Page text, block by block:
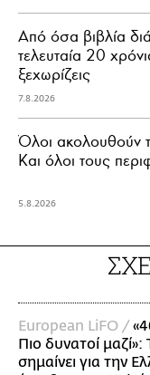
Από όσα βιβλία
τελευταία 20
ξεχωρίζεις
7.8.2026
Όλοι ακολουθούν
Και όλοι τους
5.8.2026
European LiFO /
Πιο δυνατοί μαζί»:
σημαίνει για την